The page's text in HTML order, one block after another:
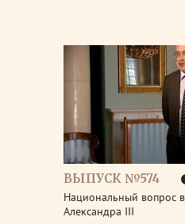
ВЫПУСК №574
Национальный вопрос
Александра III